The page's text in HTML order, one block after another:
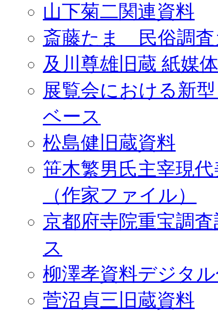
山下菊二関連資料
斎藤たま 民俗調査
及川尊雄旧蔵 紙媒
展覧会における新
ベース
松島健旧蔵資料
笹木繁男氏主宰現
（作家ファイル）
京都府寺院重宝調
ス
柳澤孝資料デジタ
菅沼貞三旧蔵資料